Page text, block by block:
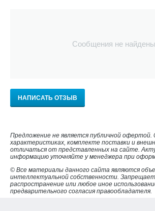
Сообщения не найдены
НАПИСАТЬ ОТЗЫВ
Предложение не является публичной офертой.
характеристиках, комплекте поставки и
отличаться от представленных на сайте.
информацию уточняйте у менеджера при
© Все материалы данного сайта являются
интеллектуальной собственности.
распространение или любое иное
предварительного согласия правообладателя.